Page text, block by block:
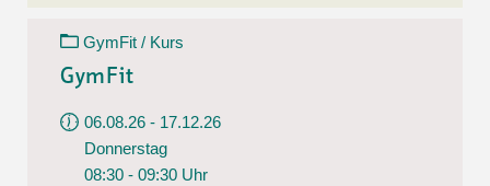
GymFit / Kurs
GymFit
06.08.26 - 17.12.26
Donnerstag
08:30 - 09:30 Uhr